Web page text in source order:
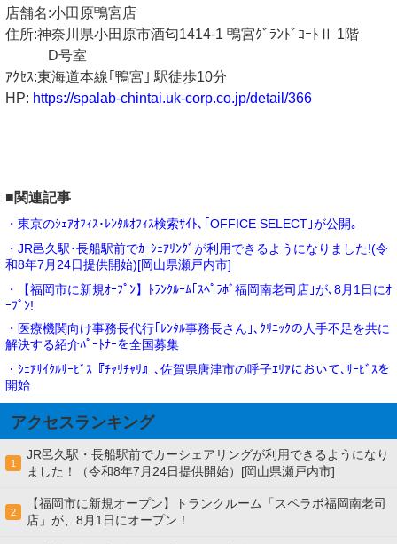
店舗名:小田原鴨宮店
住所:神奈川県小田原市酒匂1414-1 鴨宮ｸﾞﾗﾝﾄﾞｺｰﾄⅡ 1階
D号室
ｱｸｾｽ:東海道本線｢鴨宮｣ 駅徒歩10分
HP: https://spalab-chintai.uk-corp.co.jp/detail/366
■関連記事
・東京のｼｪｱｵﾌｨｽ･ﾚﾝﾀﾙｵﾌｨｽ検索ｻｲﾄ､｢OFFICE SELECT｣が公開｡
・JR邑久駅･長船駅前でｶｰｼｪｱﾘﾝｸﾞが利用できるようになりました!(令
和8年7月24日提供開始)[岡山県瀬戸内市]
・【福岡市に新規ｵｰﾌﾟﾝ】ﾄﾗﾝｸﾙｰﾑ｢ｽﾍﾟﾗﾎﾞ福岡南老司店｣が､8月1日にｵ
ｰﾌﾟﾝ!
・医療機関向け事務長代行｢ﾚﾝﾀﾙ事務長さん｣､ｸﾘﾆｯｸの人手不足を共に
解決する紹介ﾊﾟｰﾄﾅｰを全国募集
・ｼｪｱｻｲｸﾙｻｰﾋﾞｽ『ﾁｬﾘﾁｬﾘ』､佐賀県唐津市の呼子ｴﾘｱにおいて､ｻｰﾋﾞｽを
開始
アクセスランキング
1
JR邑久駅・長船駅前でカーシェアリングが利用できるようになり
ました！（令和8年7月24日提供開始）[岡山県瀬戸内市]
2
【福岡市に新規オープン】トランクルーム「スペラボ福岡南老司
店」が、8月1日にオープン！